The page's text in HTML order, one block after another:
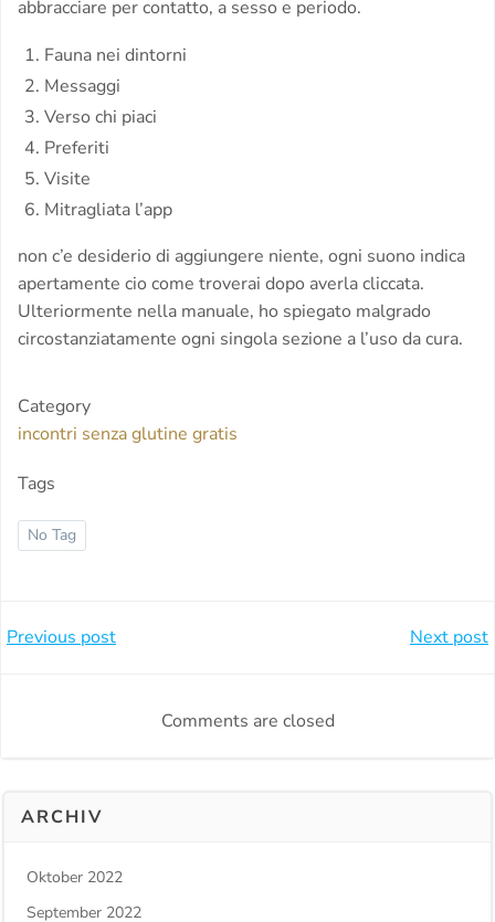
abbracciare per contatto, a sesso e periodo.
Fauna nei dintorni
Messaggi
Verso chi piaci
Preferiti
Visite
Mitragliata l’app
non c’e desiderio di aggiungere niente, ogni suono indica
apertamente cio come troverai dopo averla cliccata.
Ulteriormente nella manuale, ho spiegato malgrado
circostanziatamente ogni singola sezione a l’uso da cura.
Category
incontri senza glutine gratis
Tags
No Tag
Beitragsnavigation
Previous post Next post
Comments are closed
ARCHIV
Oktober 2022
September 2022